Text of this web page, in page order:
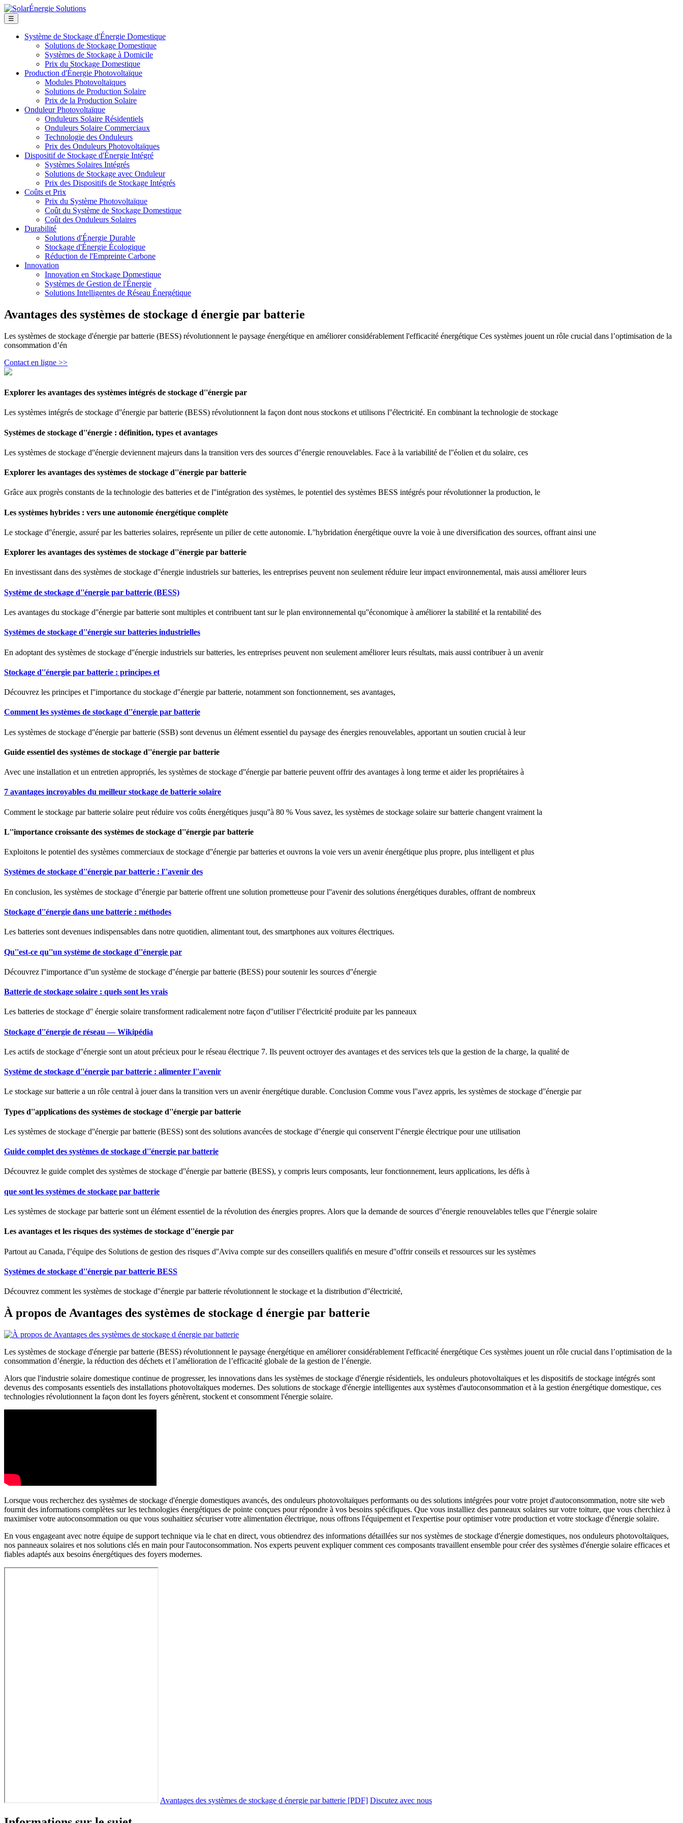
☰
Système de Stockage d'Énergie Domestique
Solutions de Stockage Domestique
Systèmes de Stockage à Domicile
Prix du Stockage Domestique
Production d'Énergie Photovoltaïque
Modules Photovoltaïques
Solutions de Production Solaire
Prix de la Production Solaire
Onduleur Photovoltaïque
Onduleurs Solaire Résidentiels
Onduleurs Solaire Commerciaux
Technologie des Onduleurs
Prix des Onduleurs Photovoltaïques
Dispositif de Stockage d'Énergie Intégré
Systèmes Solaires Intégrés
Solutions de Stockage avec Onduleur
Prix des Dispositifs de Stockage Intégrés
Coûts et Prix
Prix du Système Photovoltaïque
Coût du Système de Stockage Domestique
Coût des Onduleurs Solaires
Durabilité
Solutions d'Énergie Durable
Stockage d'Énergie Écologique
Réduction de l'Empreinte Carbone
Innovation
Innovation en Stockage Domestique
Systèmes de Gestion de l'Énergie
Solutions Intelligentes de Réseau Énergétique
Avantages des systèmes de stockage d énergie par batterie
Les systèmes de stockage d'énergie par batterie (BESS) révolutionnent le paysage énergétique en améliorer considérablement l'efficacité énergétique Ces systèmes jouent un rôle crucial dans l’optimisation de la
consommation d’én
Contact en ligne >>
Explorer les avantages des systèmes intégrés de stockage d''énergie par
Les systèmes intégrés de stockage d''énergie par batterie (BESS) révolutionnent la façon dont nous stockons et utilisons l''électricité. En combinant la technologie de stockage
Systèmes de stockage d''énergie : définition, types et avantages
Les systèmes de stockage d''énergie deviennent majeurs dans la transition vers des sources d''énergie renouvelables. Face à la variabilité de l''éolien et du solaire, ces
Explorer les avantages des systèmes de stockage d''énergie par batterie
Grâce aux progrès constants de la technologie des batteries et de l''intégration des systèmes, le potentiel des systèmes BESS intégrés pour révolutionner la production, le
Les systèmes hybrides : vers une autonomie énergétique complète
Le stockage d''énergie, assuré par les batteries solaires, représente un pilier de cette autonomie. L''hybridation énergétique ouvre la voie à une diversification des sources, offrant ainsi une
Explorer les avantages des systèmes de stockage d''énergie par batterie
En investissant dans des systèmes de stockage d''énergie industriels sur batteries, les entreprises peuvent non seulement réduire leur impact environnemental, mais aussi améliorer leurs
Système de stockage d''énergie par batterie (BESS)
Les avantages du stockage d''énergie par batterie sont multiples et contribuent tant sur le plan environnemental qu''économique à améliorer la stabilité et la rentabilité des
Systèmes de stockage d''énergie sur batteries industrielles
En adoptant des systèmes de stockage d''énergie industriels sur batteries, les entreprises peuvent non seulement améliorer leurs résultats, mais aussi contribuer à un avenir
Stockage d''énergie par batterie : principes et
Découvrez les principes et l''importance du stockage d''énergie par batterie, notamment son fonctionnement, ses avantages,
Comment les systèmes de stockage d''énergie par batterie
Les systèmes de stockage d''énergie par batterie (SSB) sont devenus un élément essentiel du paysage des énergies renouvelables, apportant un soutien crucial à leur
Guide essentiel des systèmes de stockage d''énergie par batterie
Avec une installation et un entretien appropriés, les systèmes de stockage d''énergie par batterie peuvent offrir des avantages à long terme et aider les propriétaires à
7 avantages incroyables du meilleur stockage de batterie solaire
Comment le stockage par batterie solaire peut réduire vos coûts énergétiques jusqu''à 80 % Vous savez, les systèmes de stockage solaire sur batterie changent vraiment la
L''importance croissante des systèmes de stockage d''énergie par batterie
Exploitons le potentiel des systèmes commerciaux de stockage d''énergie par batteries et ouvrons la voie vers un avenir énergétique plus propre, plus intelligent et plus
Systèmes de stockage d''énergie par batterie : l''avenir des
En conclusion, les systèmes de stockage d''énergie par batterie offrent une solution prometteuse pour l''avenir des solutions énergétiques durables, offrant de nombreux
Stockage d''énergie dans une batterie : méthodes
Les batteries sont devenues indispensables dans notre quotidien, alimentant tout, des smartphones aux voitures électriques.
Qu''est-ce qu''un système de stockage d''énergie par
Découvrez l''importance d''un système de stockage d''énergie par batterie (BESS) pour soutenir les sources d''énergie
Batterie de stockage solaire : quels sont les vrais
Les batteries de stockage d'' énergie solaire transforment radicalement notre façon d''utiliser l''électricité produite par les panneaux
Stockage d''énergie de réseau — Wikipédia
Les actifs de stockage d''énergie sont un atout précieux pour le réseau électrique 7. Ils peuvent octroyer des avantages et des services tels que la gestion de la charge, la qualité de
Système de stockage d''énergie par batterie : alimenter l''avenir
Le stockage sur batterie a un rôle central à jouer dans la transition vers un avenir énergétique durable. Conclusion Comme vous l''avez appris, les systèmes de stockage d''énergie par
Types d''applications des systèmes de stockage d''énergie par batterie
Les systèmes de stockage d''énergie par batterie (BESS) sont des solutions avancées de stockage d''énergie qui conservent l''énergie électrique pour une utilisation
Guide complet des systèmes de stockage d''énergie par batterie
Découvrez le guide complet des systèmes de stockage d''énergie par batterie (BESS), y compris leurs composants, leur fonctionnement, leurs applications, les défis à
que sont les systèmes de stockage par batterie
Les systèmes de stockage par batterie sont un élément essentiel de la révolution des énergies propres. Alors que la demande de sources d''énergie renouvelables telles que l''énergie solaire
Les avantages et les risques des systèmes de stockage d''énergie par
Partout au Canada, l''équipe des Solutions de gestion des risques d''Aviva compte sur des conseillers qualifiés en mesure d''offrir conseils et ressources sur les systèmes
Systèmes de stockage d''énergie par batterie BESS
Découvrez comment les systèmes de stockage d''énergie par batterie révolutionnent le stockage et la distribution d''électricité,
À propos de Avantages des systèmes de stockage d énergie par batterie
Les systèmes de stockage d'énergie par batterie (BESS) révolutionnent le paysage énergétique en améliorer considérablement l'efficacité énergétique Ces systèmes jouent un rôle crucial dans l’optimisation de la
consommation d’énergie, la réduction des déchets et l’amélioration de l’efficacité globale de la gestion de l’énergie.
Alors que l'industrie solaire domestique continue de progresser, les innovations dans les systèmes de stockage d'énergie résidentiels, les onduleurs photovoltaïques et les dispositifs de stockage intégrés sont
devenus des composants essentiels des installations photovoltaïques modernes. Des solutions de stockage d'énergie intelligentes aux systèmes d'autoconsommation et à la gestion énergétique domestique, ces
technologies révolutionnent la façon dont les foyers génèrent, stockent et consomment l'énergie solaire.
Lorsque vous recherchez des systèmes de stockage d'énergie domestiques avancés, des onduleurs photovoltaïques performants ou des solutions intégrées pour votre projet d'autoconsommation, notre site web
fournit des informations complètes sur les technologies énergétiques de pointe conçues pour répondre à vos besoins spécifiques. Que vous installiez des panneaux solaires sur votre toiture, que vous cherchiez à
maximiser votre autoconsommation ou que vous souhaitiez sécuriser votre alimentation électrique, nous offrons l'équipement et l'expertise pour optimiser votre production et votre stockage d'énergie solaire.
En vous engageant avec notre équipe de support technique via le chat en direct, vous obtiendrez des informations détaillées sur nos systèmes de stockage d'énergie domestiques, nos onduleurs photovoltaïques,
nos panneaux solaires et nos solutions clés en main pour l'autoconsommation. Nos experts peuvent expliquer comment ces composants travaillent ensemble pour créer des systèmes d'énergie solaire efficaces et
fiables adaptés aux besoins énergétiques des foyers modernes.
Avantages des systèmes de stockage d énergie par batterie [PDF] Discutez avec nous